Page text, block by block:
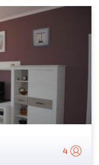
4